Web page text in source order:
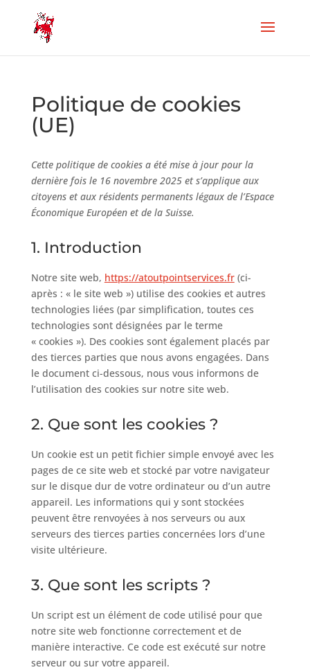
Politique de cookies
(UE)
Cette politique de cookies a été mise à jour pour la
dernière fois le 16 novembre 2025 et s’applique aux
citoyens et aux résidents permanents légaux de l’Espace
Économique Européen et de la Suisse.
1. Introduction
Notre site web, https://atoutpointservices.fr(ci-
après : « le site web ») utilise des cookies et autres
technologies liées (par simplification, toutes ces
technologies sont désignées par le terme
« cookies »). Des cookies sont également placés par
des tierces parties que nous avons engagées. Dans
le document ci-dessous, nous vous informons de
l’utilisation des cookies sur notre site web.
2. Que sont les cookies ?
Un cookie est un petit fichier simple envoyé avec les
pages de ce site web et stocké par votre navigateur
sur le disque dur de votre ordinateur ou d’un autre
appareil. Les informations qui y sont stockées
peuvent être renvoyées à nos serveurs ou aux
serveurs des tierces parties concernées lors d’une
visite ultérieure.
3. Que sont les scripts ?
Un script est un élément de code utilisé pour que
notre site web fonctionne correctement et de
manière interactive. Ce code est exécuté sur notre
serveur ou sur votre appareil.